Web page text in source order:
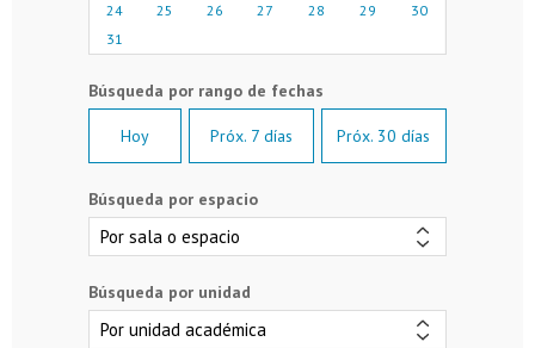
24
25 26 27 28 29
30
31
Hoy Próx. 7 días Próx. 30 días
Búsqueda por espacio
Búsqueda por unidad